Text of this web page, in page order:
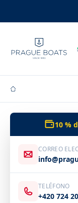
10 %
CORREO
TELÉFONO
+420 724